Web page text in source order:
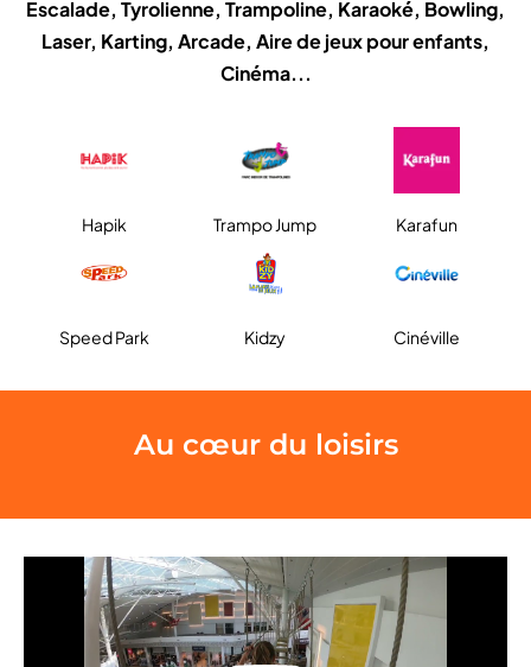
Escalade, Tyrolienne, Trampoline, Karaoké, Bowling,
Laser, Karting, Arcade, Aire de jeux pour enfants,
Cinéma...
Hapik Trampo Jump Karafun
Speed Park Kidzy Cinéville
Au cœur du loisirs